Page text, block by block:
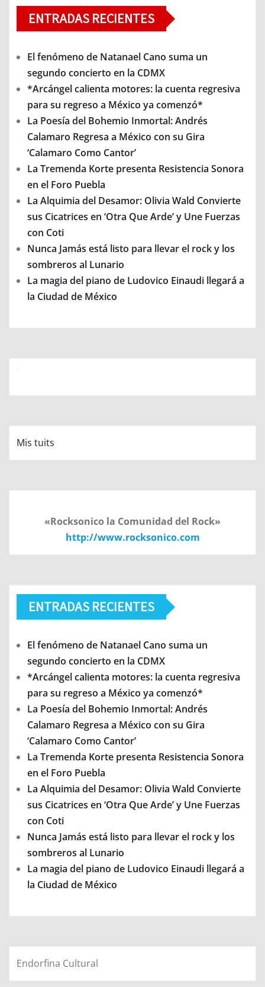
ENTRADAS RECIENTES
El fenómeno de Natanael Cano suma un
segundo concierto en la CDMX
*Arcángel calienta motores: la cuenta regresiva
para su regreso a México ya comenzó*
La Poesía del Bohemio Inmortal: Andrés
Calamaro Regresa a México con su Gira
‘Calamaro Como Cantor’
La Tremenda Korte presenta Resistencia Sonora
en el Foro Puebla
La Alquimia del Desamor: Olivia Wald Convierte
sus Cicatrices en ‘Otra Que Arde’ y Une Fuerzas
con Coti
Nunca Jamás está listo para llevar el rock y los
sombreros al Lunario
La magia del piano de Ludovico Einaudi llegará a
la Ciudad de México
Mis tuits
«Rocksonico la Comunidad del Rock»
http://www.rocksonico.com
ENTRADAS RECIENTES
El fenómeno de Natanael Cano suma un
segundo concierto en la CDMX
*Arcángel calienta motores: la cuenta regresiva
para su regreso a México ya comenzó*
La Poesía del Bohemio Inmortal: Andrés
Calamaro Regresa a México con su Gira
‘Calamaro Como Cantor’
La Tremenda Korte presenta Resistencia Sonora
en el Foro Puebla
La Alquimia del Desamor: Olivia Wald Convierte
sus Cicatrices en ‘Otra Que Arde’ y Une Fuerzas
con Coti
Nunca Jamás está listo para llevar el rock y los
sombreros al Lunario
La magia del piano de Ludovico Einaudi llegará a
la Ciudad de México
Endorfina Cultural